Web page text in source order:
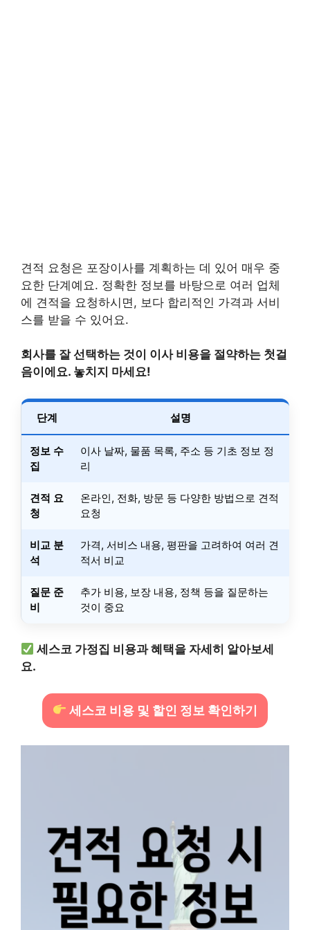
견적 요청은 포장이사를 계획하는 데 있어 매우 중
요한 단계예요. 정확한 정보를 바탕으로 여러 업체
에 견적을 요청하시면, 보다 합리적인 가격과 서비
스를 받을 수 있어요.
회사를 잘 선택하는 것이 이사 비용을 절약하는 첫걸
음이에요. 놓치지 마세요!
단계 설명
정보 수
집
이사 날짜, 물품 목록, 주소 등 기초 정보 정
리
견적 요
청
온라인, 전화, 방문 등 다양한 방법으로 견적
요청
비교 분
석
가격, 서비스 내용, 평판을 고려하여 여러 견
적서 비교
질문 준
비
추가 비용, 보장 내용, 정책 등을 질문하는
것이 중요
세스코 가정집 비용과 혜택을 자세히 알아보세
요.
세스코 비용 및 할인 정보 확인하기